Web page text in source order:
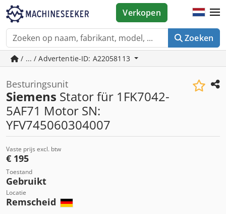
Zoeken
Verkopen
/ ... / Advertentie-ID: A22058113
Besturingsunit
Siemens Stator für 1FK7042-
5AF71 Motor SN:
YFV745060304007
Vaste prijs excl. btw
€ 195
Toestand
Gebruikt
Locatie
Remscheid